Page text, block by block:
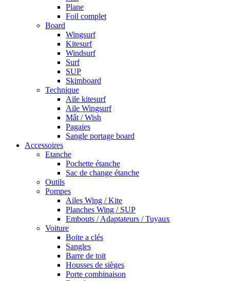
Plane
Foil complet
Board
Wingsurf
Kitesurf
Windsurf
Surf
SUP
Skimboard
Technique
Aile kitesurf
Aile Wingsurf
Mât / Wish
Pagaies
Sangle portage board
Accessoires
Etanche
Pochette étanche
Sac de change étanche
Outils
Pompes
Ailes Wing / Kite
Planches Wing / SUP
Embouts / Adaptateurs / Tuyaux
Voiture
Boite a clés
Sangles
Barre de toit
Housses de sièges
Porte combinaison